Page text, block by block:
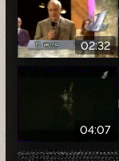
02:32
04:07